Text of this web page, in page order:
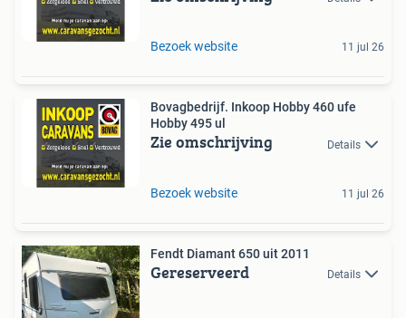
Bezoek website 11 jul 26
Bovagbedrijf. Inkoop Hobby 460 ufe
Hobby 495 ul
Zie omschrijving Details
Bezoek website 11 jul 26
Fendt Diamant 650 uit 2011
Gereserveerd Details